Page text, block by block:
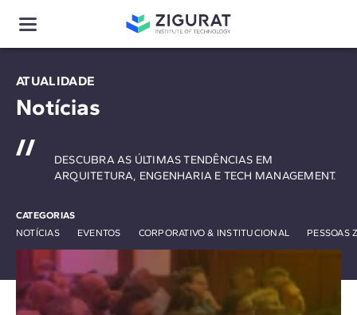
ATUALIDADE
Notícias
CATEGORIAS
NOTÍCIAS
EVENTOS CORPORATIVO & INSTITUCIONAL PESSOAS
DESCUBRA AS ÚLTIMAS TENDÊNCIAS EM
ARQUITETURA, ENGENHARIA E TECH MANAGEMENT.